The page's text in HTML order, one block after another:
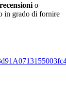
recensioni o
in grado di fornire